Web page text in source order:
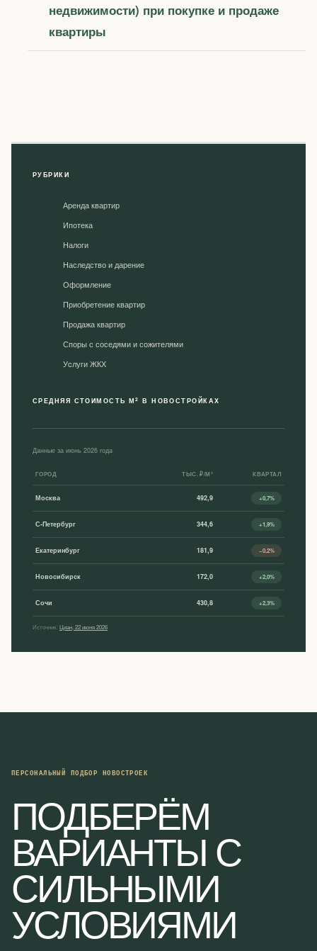
недвижимости) при покупке и продаже
квартиры
РУБРИКИ
Аренда квартир
Ипотека
Налоги
Наследство и дарение
Оформление
Приобретение квартир
Продажа квартир
Споры с соседями и сожителями
Уcлуги ЖКХ
СРЕДНЯЯ СТОИМОСТЬ М2 В НОВОСТРОЙКАХ
Данные за июнь 2026 года
ГОРОД ТЫС. ₽/М² КВАРТАЛ
Москва 492,9 +0,7%
С-Петербург 344,6 +1,9%
Екатеринбург 181,9 −0,2%
Новосибирск 172,0 +2,0%
Сочи 430,8 +2,3%
Источник:Циан, 22 июня 2026
ПЕРСОНАЛЬНЫЙ ПОДБОР НОВОСТРОЕК
ПОДБЕРЁМ
ВАРИАНТЫ С
СИЛЬНЫМИ
УСЛОВИЯМИ